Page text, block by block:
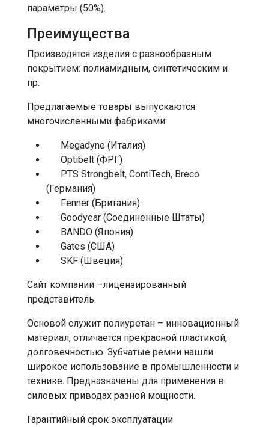
параметры (50%).
Преимущества
Производятся изделия с разнообразным
покрытием: полиамидным, синтетическим и
пр.
Предлагаемые товары выпускаются
многочисленными фабриками:
Megadyne (Италия)
Optibelt (ФРГ)
PTS Strongbelt, ContiTech, Breco
(Германия)
Fenner (Британия).
Goodyear (Соединенные Штаты)
BANDO (Япония)
Gates (США)
SKF (Швеция)
Сайт компании –лицензированный
представитель.
Основой служит полиуретан – инновационный
материал, отличается прекрасной пластикой,
долговечностью. Зубчатые ремни нашли
широкое использование в промышленности и
технике. Предназначены для применения в
силовых приводах разной мощности.
Гарантийный срок эксплуатации